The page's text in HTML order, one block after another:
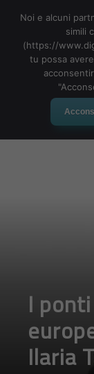
I
Ilaria
Noi e alcuni
simili
(https://
tu possa